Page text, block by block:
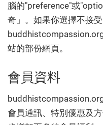
腦的"preference"或
奇」。如果你選擇不接
站的部份網頁。
會員資料
會員通訊、特別優惠及